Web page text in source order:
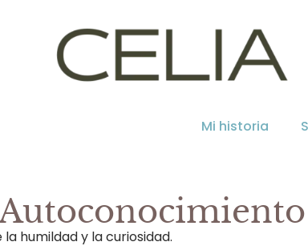
Mi historia
humildad y la curiosidad.